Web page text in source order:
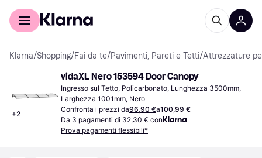
Per il tuo shopping
Klarna/Shopping/Fai da te/Pavimenti, Pareti e Tetti/Attrezzature
+2
vidaXL Nero 153594 Door Canopy
Ingresso sul Tetto, Policarbonato, Lunghezza 3500mm,
Larghezza 1001mm, Nero
Confronta i prezzi da96,90 €a100,99 €
Da 3 pagamenti di 32,30 € con
Prova pagamenti flessibili*